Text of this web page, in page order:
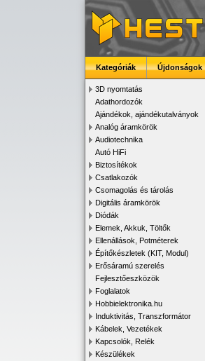
Kategóriák Újdonságok
3D nyomtatás
Adathordozók
Ajándékok, ajándékutalványok
Analóg áramkörök
Audiotechnika
Autó HiFi
Biztosítékok
Csatlakozók
Csomagolás és tárolás
Digitális áramkörök
Diódák
Elemek, Akkuk, Töltők
Ellenállások, Potméterek
Építőkészletek (KIT, Modul)
Erősáramú szerelés
Fejlesztőeszközök
Foglalatok
Hobbielektronika.hu
Induktivitás, Transzformátor
Kábelek, Vezetékek
Kapcsolók, Relék
Készülékek